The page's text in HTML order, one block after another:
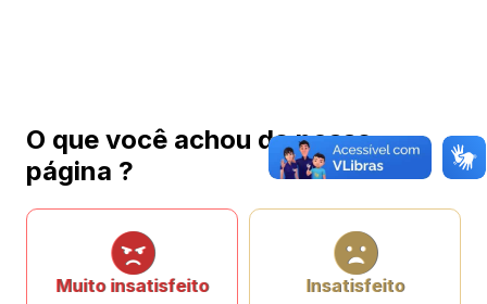
O que você achou da nossa
página ?
Muito insatisfeito Insatisfeito